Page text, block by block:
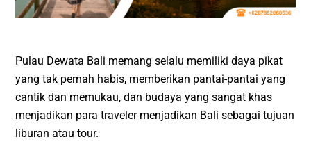
Pulau Dewata Bali memang selalu memiliki daya pikat
yang tak pernah habis, memberikan pantai-pantai yang
cantik dan memukau, dan budaya yang sangat khas
menjadikan para traveler menjadikan Bali sebagai tujuan
liburan atau tour.